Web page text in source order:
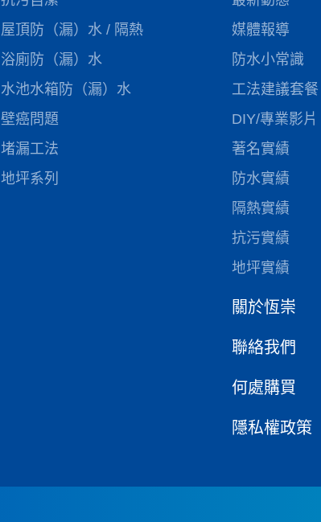
屋頂防（漏）水 / 隔熱
浴廁防（漏）水
水池水箱防（漏）水
壁癌問題
堵漏工法
地坪系列
媒體報導
防水小常識
工法建議套餐
DIY/專業影片
著名實績
防水實績
隔熱實績
抗污實績
地坪實績
關於恆崇
聯絡我們
何處購買
隱私權政策